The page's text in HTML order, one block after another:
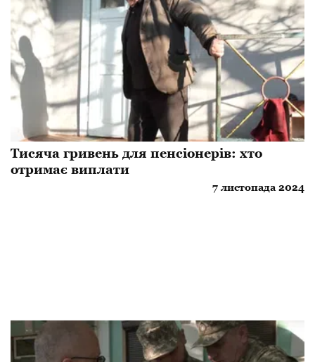
Тисяча гривень для пенсіонерів: хто
отримає виплати
7 листопада 2024